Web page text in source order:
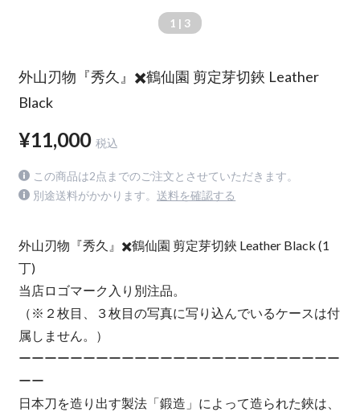
1 | 3
外山刃物『秀久』✖️鶴仙園 剪定芽切鋏 Leather
Black
¥11,000 税込
この商品は2点までのご注文とさせていただきます。
別途送料がかかります。 送料を確認する
外山刃物『秀久』✖️鶴仙園 剪定芽切鋏 Leather Black (1
丁)
当店ロゴマーク入り別注品。
（※２枚目、３枚目の写真に写り込んでいるケースは付
属しません。）
ーーーーーーーーーーーーーーーーーーーーーーーーー
ーー
日本刀を造り出す製法「鍛造」によって造られた鋏は、